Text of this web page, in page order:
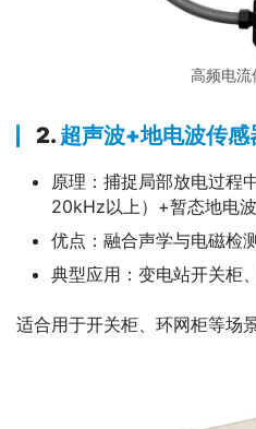
高频电流
2. 超声波+地电波传感
原理：捕捉局部放电过程
20kHz以上）+暂态地电波
优点：融合声学与电磁检
典型应用：变电站开关柜
适合用于开关柜、环网柜等场